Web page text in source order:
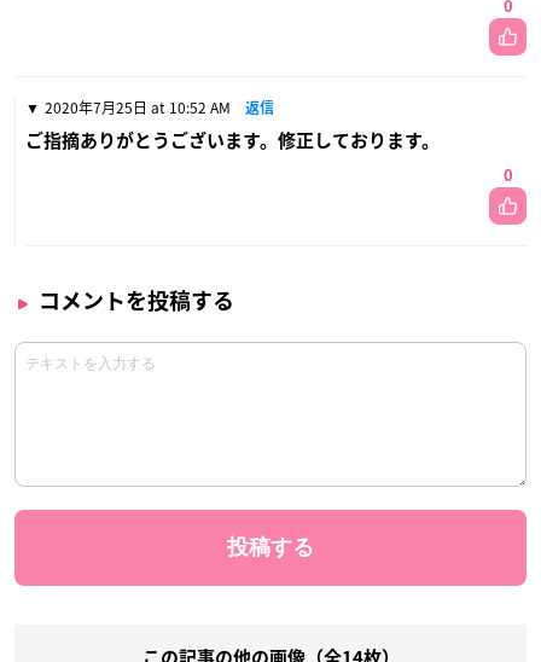
0
2020年7月25日 at 10:52 AM 返信
ご指摘ありがとうございます。修正しております。
0
コメントを投稿する
この記事の他の画像（全14枚）